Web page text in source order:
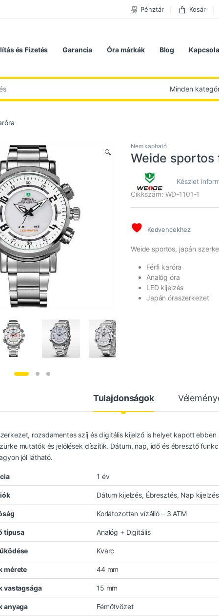
Pénztár Kosár
és Fizetés Garancia Óra márkák Blog
🔍
Nem kapható
Weide sportos
Készlet
Cikkszám: WD-1101-1
Kedvencekhez
Weide sportos, japán
Férfi karóra
Analóg óra
LED kijelzés
Japán óraszerkezet
Tulajdonságok
rozsdamentes szíj és digitális kijelző is helyet kapott
mutatók és jelölések díszítik. Dátum, nap, idő és ébresztő
jól látható.
1 év
Dátum kijelzés, Ébresztés, Nap kijelzés
Korlátozottan vízálló – 3 ATM
típusa Analóg + Digitális
Kvarc
mérete 44 mm
vastagsága 15 mm
anyaga Fémötvözet